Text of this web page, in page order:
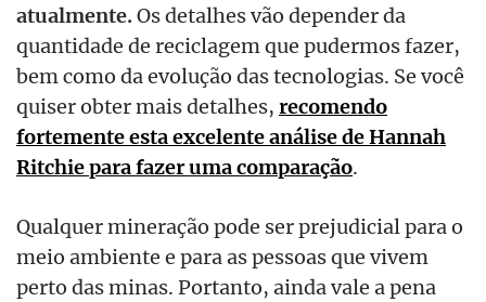
atualmente.Os detalhes vão depender da
quantidade de reciclagem que pudermos fazer,
bem como da evolução das tecnologias. Se você
quiser obter mais detalhes, recomendo
fortemente esta excelente análise de Hannah
Ritchie para fazer uma comparação.
Qualquer mineração pode ser prejudicial para o
meio ambiente e para as pessoas que vivem
perto das minas. Portanto, ainda vale a pena